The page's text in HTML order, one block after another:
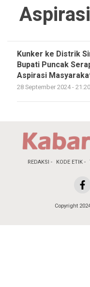
Kunker ke Distrik
Bupati Puncak
Aspirasi
28 September 2024 -
REDAKSI KODE ETIK
Copyright